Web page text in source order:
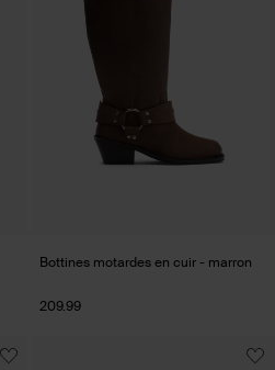
Bottines motardes en cuir - marron
209.99